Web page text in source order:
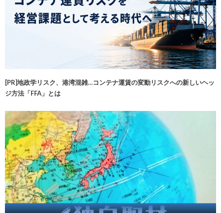
[PR]地政学リスク、港湾混雑…コンテナ運賃の変動リスクへの新しいヘッ
ジ方法「FFA」とは